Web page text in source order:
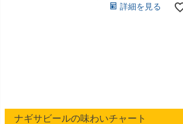
詳細を見る
ナギサビールの味わいチャート